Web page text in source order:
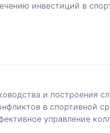
инвестиций в
и
в спортивной
управление